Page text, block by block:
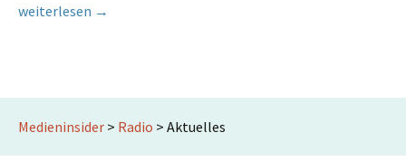
Exklusiv: Antenne Wien Chefredakteur verlässt Sender
weiterlesen →
Medieninsider > Radio > Aktuelles